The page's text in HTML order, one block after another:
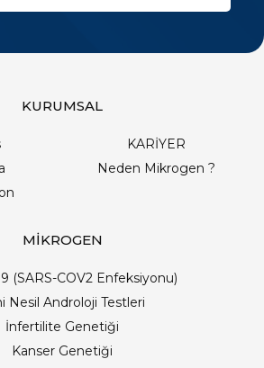
KURUMSAL
KARİYER
Neden Mikrogen ?
MİKROGEN
(SARS-COV2 Enfeksiyonu)
Nesil Androloji Testleri
İnfertilite Genetiği
Kanser Genetiği